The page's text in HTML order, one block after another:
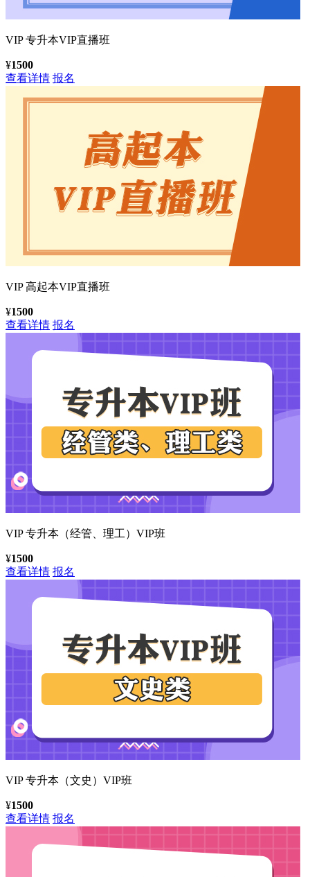
VIP专升本VIP直播班
¥1500
查看详情 报名
VIP高起本VIP直播班
¥1500
查看详情 报名
VIP专升本（经管、理工）VIP班
¥1500
查看详情 报名
VIP专升本（文史）VIP班
¥1500
查看详情 报名